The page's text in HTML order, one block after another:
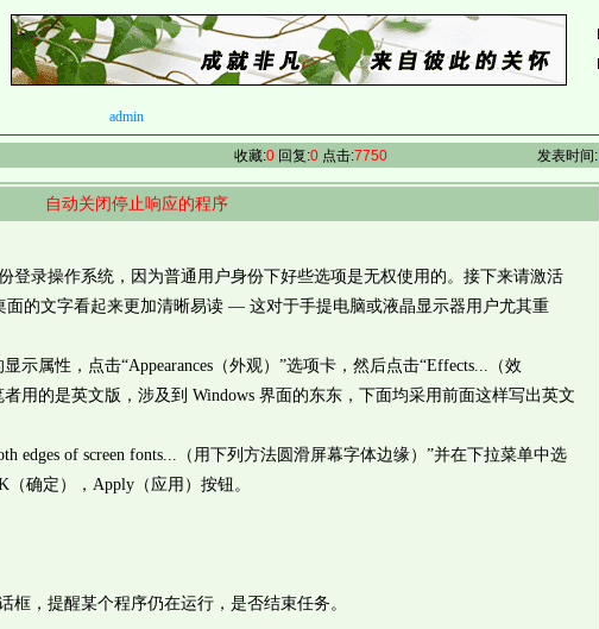
admin
收藏:0 回复:0 点击:7750 发表时间:
自动关闭停止响应的程序
录操作系统，因为普通用户身份下好些选项是无权使用的。接下来请激活
面的文字看起来更加清晰易读 — 这对于手提电脑或液晶显示器用户尤其重
属性，点击“Appearances（外观）”选项卡，然后点击“Effects...（效
用的是英文版，涉及到 Windows 界面的东东，下面均采用前面这样写出英文
edges of screen fonts...（用下列方法圆滑屏幕字体边缘）”并在下拉菜单中选
（确定），Apply（应用）按钮。
，提醒某个程序仍在运行，是否结束任务。